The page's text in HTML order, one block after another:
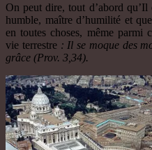
On peut dire, tout d’abord
humble, maître d’humilité et
en toutes choses, même parmi
vie terrestre : Il se moque des
grâce (Prov. 3,34).